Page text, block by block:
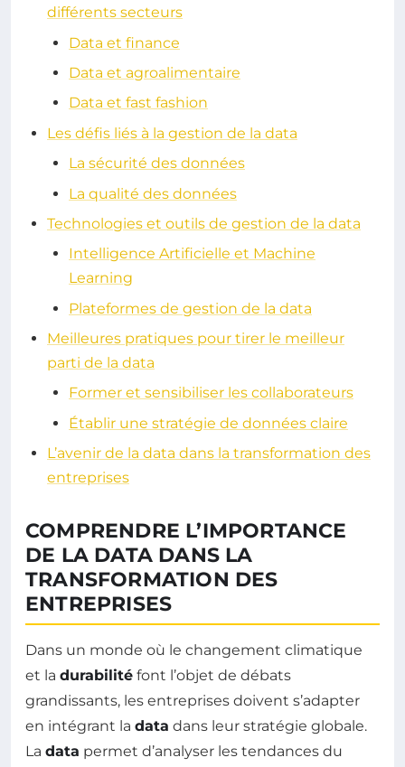
différents secteurs
Data et finance
Data et agroalimentaire
Data et fast fashion
Les défis liés à la gestion de la data
La sécurité des données
La qualité des données
Technologies et outils de gestion de la data
Intelligence Artificielle et Machine
Learning
Plateformes de gestion de la data
Meilleures pratiques pour tirer le meilleur
parti de la data
Former et sensibiliser les collaborateurs
Établir une stratégie de données claire
L’avenir de la data dans la transformation des
entreprises
COMPRENDRE L’IMPORTANCE
DE LA DATA DANS LA
TRANSFORMATION DES
ENTREPRISES
Dans un monde où le changement climatique
et la durabilité font l’objet de débats
grandissants, les entreprises doivent s’adapter
en intégrant la data dans leur stratégie globale.
La data permet d’analyser les tendances du